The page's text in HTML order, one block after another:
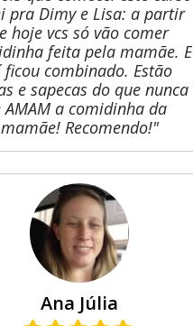
pra Dimy e Lisa: a partir
hoje vcs só vão comer
feita pela mamãe. E
ficou combinado. Estão
e sapecas do que nunca
AMAM a comidinha da
mamãe! Recomendo!"
Ana Júlia